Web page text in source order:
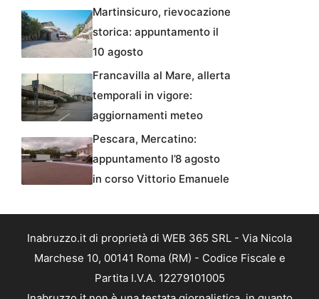
Martinsicuro, rievocazione
storica: appuntamento il
10 agosto
Francavilla al Mare, allerta
temporali in vigore:
aggiornamenti meteo
Pescara, Mercatino:
appuntamento l’8 agosto
in corso Vittorio Emanuele
Inabruzzo.it di proprietà di WEB 365 SRL - Via Nicola
Marchese 10, 00141 Roma (RM) - Codice Fiscale e
Partita I.V.A. 12279101005